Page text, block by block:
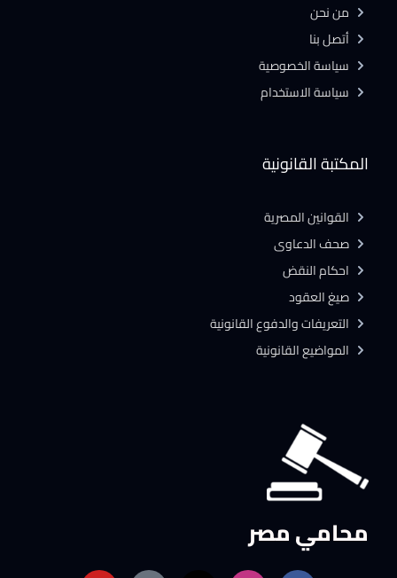
محامي مصر
المكتبة القانونية
القوانين المصرية
صحف الدعاوى
احكام النقض
صيغ العقود
التعريفات والدفوع القانونية
المواضيع القانونية
من نحن
أتصل بنا
سياسة الخصوصية
سياسة الاستخدام